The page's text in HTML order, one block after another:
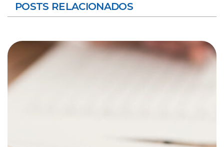
POSTS RELACIONADOS